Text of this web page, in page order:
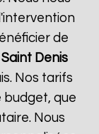
de
Saint Denis
Nos tarifs
que
Nous